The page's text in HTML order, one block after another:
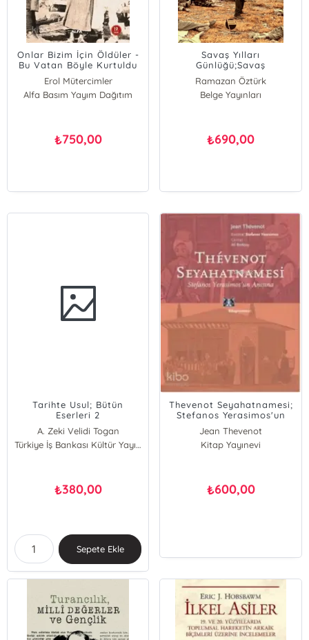
Onlar Bizim İçin Öldüler -
Bu Vatan Böyle Kurtuldu
Erol Mütercimler
Alfa Basım Yayım Dağıtım
₺750,00
Savaş Yılları
Günlüğü;Savaş
Muhabirinin Kırılma
Noktası Tanıklıkları
Ramazan Öztürk
Belge Yayınları
₺690,00
Tarihte Usul; Bütün
Eserleri 2
A. Zeki Velidi Togan
Türkiye İş Bankası Kültür Yayınları
₺380,00
Sepete Ekle
Thevenot Seyahatnamesi;
Stefanos Yerasimos'un
Anısına
Jean Thevenot
Kitap Yayınevi
₺600,00